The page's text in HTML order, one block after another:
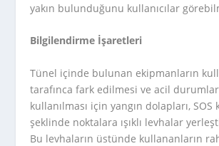
yakın bulunduğunu kullanıcılar
Bilgilendirme İşaretleri
Tünel içinde bulunan ekipmanların
tarafınca fark edilmesi ve acil
kullanılması için yangın dolapları,
şeklinde noktalara ışıklı levhalar
Bu levhaların üstünde kullananların